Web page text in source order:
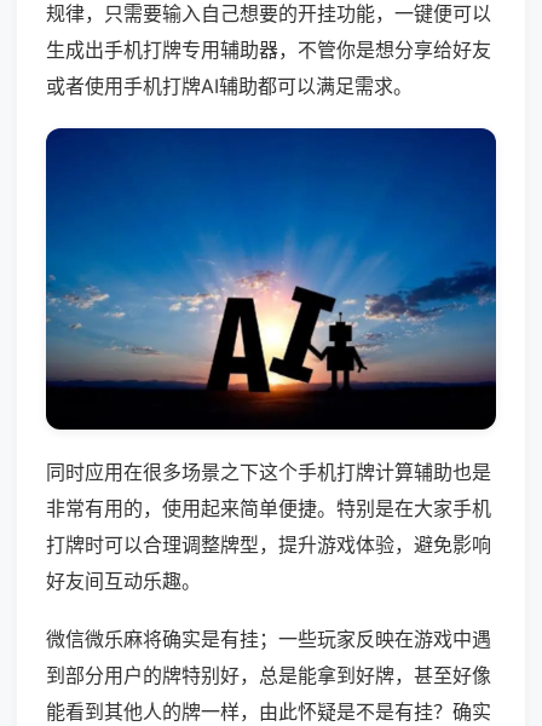
规律，只需要输入自己想要的开挂功能，一键便可以
生成出手机打牌专用辅助器，不管你是想分享给好友
或者使用手机打牌AI辅助都可以满足需求。
同时应用在很多场景之下这个手机打牌计算辅助也是
非常有用的，使用起来简单便捷。特别是在大家手机
打牌时可以合理调整牌型，提升游戏体验，避免影响
好友间互动乐趣。
微信微乐麻将确实是有挂；一些玩家反映在游戏中遇
到部分用户的牌特别好，总是能拿到好牌，甚至好像
能看到其他人的牌一样，由此怀疑是不是有挂？确实